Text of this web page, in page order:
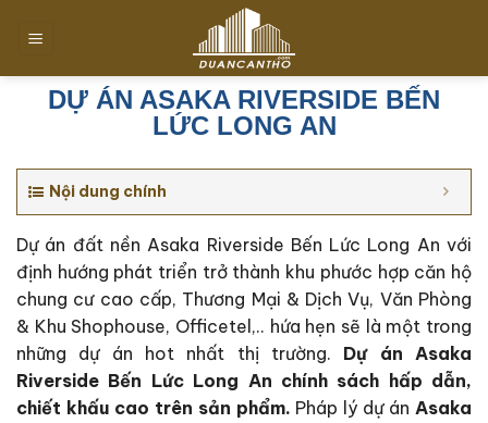
đến
DỰ ÁN ASAKA RIVERSIDE BẾN
LỨC LONG AN
Nội dung chính
Dự án đất nền Asaka Riverside Bến Lức Long An với
định hướng phát triển trở thành khu phước hợp căn hộ
chung cư cao cấp, Thương Mại & Dịch Vụ, Văn Phòng
& Khu Shophouse, Officetel,.. hứa hẹn sẽ là một trong
những dự án hot nhất thị trường. Dự án Asaka
Riverside Bến Lức Long An chính sách hấp dẫn,
chiết khấu cao trên sản phẩm. Pháp lý dự ánAsaka